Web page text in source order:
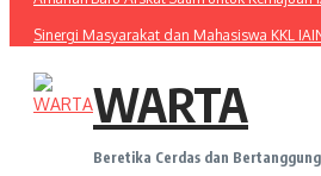
Sinergi Masyarakat dan Mahasiswa KKL
WARTA
Beretika Cerdas dan Bertanggung